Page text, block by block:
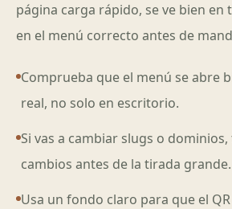
página carga rápido, se ve bien en
en el menú correcto antes de
Comprueba que el menú se abre
real, no solo en escritorio.
Si vas a cambiar slugs o
cambios antes de la tirada grande.
Usa un fondo claro para que el